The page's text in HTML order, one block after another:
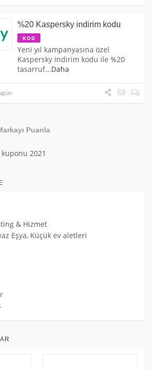
%20 Kaspersky indirim kodu
KOD
Yeni yıl kampanyasına özel
Kaspersky indirim kodu ile %20
tasarruf...Daha
Puanla
& Hizmet
Eşya, Küçük ev aletleri